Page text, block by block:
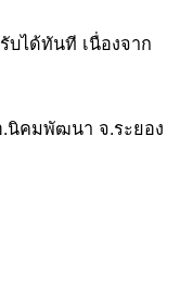
บได้ทันที เนื่องจาก
นิคมพัฒนา จ.ระยอง